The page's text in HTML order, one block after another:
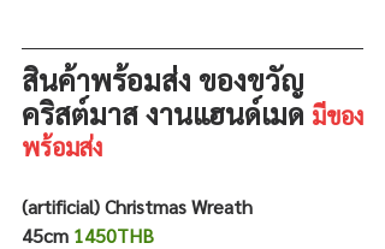
สินค้าพร้อมส่ง ของขวัญ
คริสต์มาส งานแฮนด์เมด มีของ
พร้อมส่ง
(artificial) Christmas Wreath
45cm 1450THB